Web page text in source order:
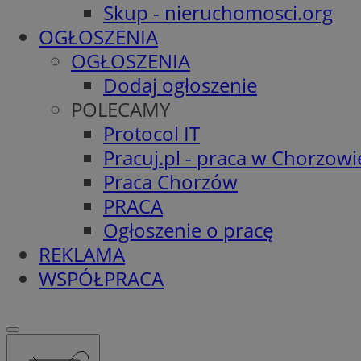
Skup - nieruchomosci.org
OGŁOSZENIA
OGŁOSZENIA
Dodaj ogłoszenie
POLECAMY
Protocol IT
Pracuj.pl - praca w
Praca Chorzów
PRACA
Ogłoszenie o pracę
REKLAMA
WSPÓŁPRACA